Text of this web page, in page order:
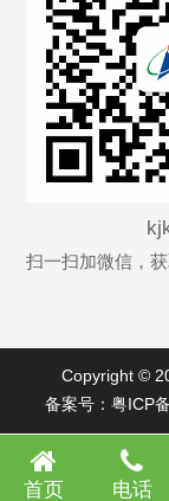
扫一扫加微信，
Copyright ©
备案号：粤ICP
首页 电话